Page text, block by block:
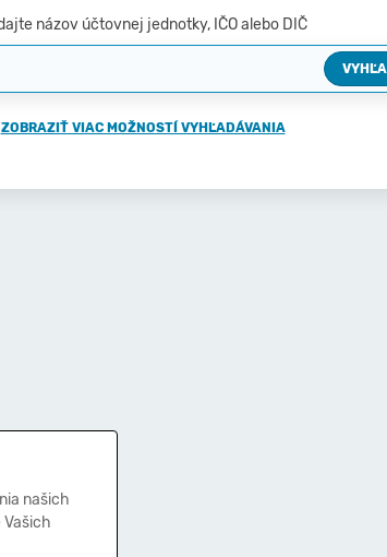
názov účtovnej jednotky, IČO alebo DIČ
ZOBRAZIŤ VIAC MOŽNOSTÍ VYHĽADÁVANIA
našich